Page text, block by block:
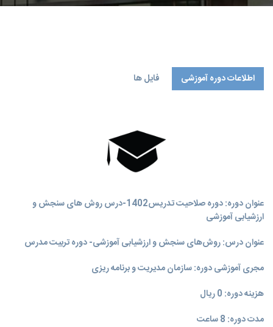
اطلاعات دوره آموزشی فایل ها
عنوان دوره: دوره صلاحیت تدریس1402-درس روش های سنجش و
ارزشیابی آموزشی
عنوان درس: روش‌های سنجش و ارزشیابی آموزشی- دوره تربیت مدرس
مجری آموزشی دوره: سازمان مدیریت و برنامه‌ ریزی
هزینه دوره: 0 ریال
مدت دوره: 8 ساعت